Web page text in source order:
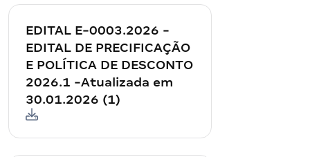
EDITAL E-0003.2026 -
EDITAL DE PRECIFICAÇÃO
E POLÍTICA DE DESCONTO
2026.1 -Atualizada em
30.01.2026 (1)